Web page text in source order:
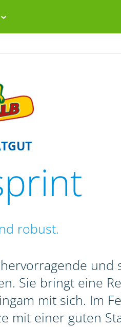
robust.
und
Sie bringt eine
mit sich. Im
mit einer guten